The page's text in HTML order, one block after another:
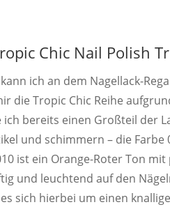
Chic Nail Polish
ich an dem Nagellack-
die Tropic Chic Reihe
bereits einen Großteil der
und schimmern – die
ist ein Orange-Roter Ton
und leuchtend auf den
sich hierbei um einen